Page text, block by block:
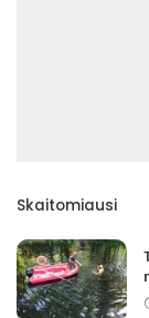
Skaitomiausi